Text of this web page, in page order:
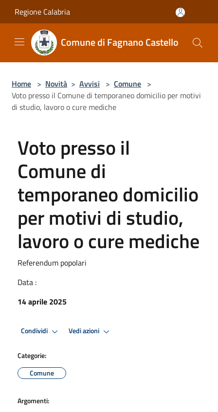
Regione Calabria
Comune di Fagnano Castello
Home > Novità > Avvisi > Comune >
Voto presso il Comune di temporaneo domicilio per motivi
di studio, lavoro o cure mediche
Voto presso il
Comune di
temporaneo domicilio
per motivi di studio,
lavoro o cure mediche
Referendum popolari
Data :
14 aprile 2025
Condividi Vedi azioni
Categorie:
Comune
Argomenti: